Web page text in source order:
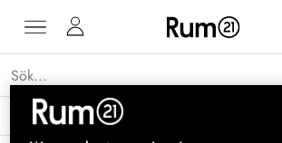
Få 15 % rabatt på Grythyttan Stålmöbler* →